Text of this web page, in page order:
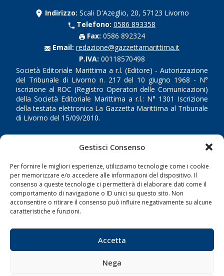
Gestisci Consenso
Per fornire le migliori esperienze, utilizziamo tecnologie come i cookie
per memorizzare e/o accedere alle informazioni del dispositivo. Il
consenso a queste tecnologie ci permetterà di elaborare dati come il
comportamento di navigazione o ID unici su questo sito. Non
acconsentire o ritirare il consenso può influire negativamente su alcune
caratteristiche e funzioni.
Accetta
Nega
Indirizzo: Scali D'Azeglio, 20, 57123 Livorno
Telefono: 0586 893358
Fax: 0586 892324
Email: redazione@gazzettamarittima.it
P.IVA: 00118570498
Società Editoriale Marittima a r.l. (Editore) - Autorizzazione
del Tribunale di Livorno n. 217 del 10 giugno 1968 - N°
iscrizione al ROC (Registro Operatori delle Comunicazioni)
della Società Editoriale Marittima a r.l.: N° 1301 Iscrizione
della testata elettronica La Gazzetta Marittima al Tribunale
di Livorno del 15/09/2010.
Shipping
Porti/Interporti
Trasporti
Varie
Compagnie di Navigazione
Blue economy
Diporto